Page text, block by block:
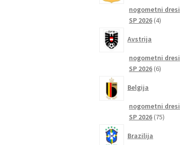
nogometni dresi
SP 2026 44
Avstrija
nogometni dresi
SP 2026 66
Belgija
nogometni dresi
SP 2026 7575
Brazilija